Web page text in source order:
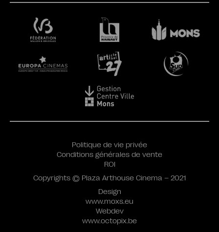
Design
www.moxs.eu
Webdev
www.octopix.be
Politique de vie privée
Conditions générales de vente
ROI
Copyrights © Plaza Arthouse Cinema – 2021